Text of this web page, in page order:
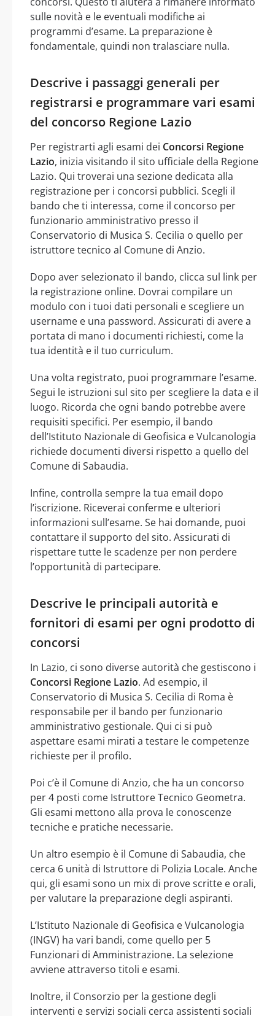
sulle novità e le eventuali modifiche ai
programmi d’esame. La preparazione è
fondamentale, quindi non tralasciare nulla.
Descrive i passaggi generali per
registrarsi e programmare vari esami
del concorso Regione Lazio
Per registrarti agli esami dei Concorsi Regione
Lazio, inizia visitando il sito ufficiale della Regione
Lazio. Qui troverai una sezione dedicata alla
registrazione per i concorsi pubblici. Scegli il
bando che ti interessa, come il concorso per
funzionario amministrativo presso il
Conservatorio di Musica S. Cecilia o quello per
istruttore tecnico al Comune di Anzio.
Dopo aver selezionato il bando, clicca sul link per
la registrazione online. Dovrai compilare un
modulo con i tuoi dati personali e scegliere un
username e una password. Assicurati di avere a
portata di mano i documenti richiesti, come la
tua identità e il tuo curriculum.
Una volta registrato, puoi programmare l’esame.
Segui le istruzioni sul sito per scegliere la data e il
luogo. Ricorda che ogni bando potrebbe avere
requisiti specifici. Per esempio, il bando
dell’Istituto Nazionale di Geofisica e Vulcanologia
richiede documenti diversi rispetto a quello del
Comune di Sabaudia.
Infine, controlla sempre la tua email dopo
l’iscrizione. Riceverai conferme e ulteriori
informazioni sull’esame. Se hai domande, puoi
contattare il supporto del sito. Assicurati di
rispettare tutte le scadenze per non perdere
l’opportunità di partecipare.
Descrive le principali autorità e
fornitori di esami per ogni prodotto di
concorsi
In Lazio, ci sono diverse autorità che gestiscono i
Concorsi Regione Lazio. Ad esempio, il
Conservatorio di Musica S. Cecilia di Roma è
responsabile per il bando per funzionario
amministrativo gestionale. Qui ci si può
aspettare esami mirati a testare le competenze
richieste per il profilo.
Poi c’è il Comune di Anzio, che ha un concorso
per 4 posti come Istruttore Tecnico Geometra.
Gli esami mettono alla prova le conoscenze
tecniche e pratiche necessarie.
Un altro esempio è il Comune di Sabaudia, che
cerca 6 unità di Istruttore di Polizia Locale. Anche
qui, gli esami sono un mix di prove scritte e orali,
per valutare la preparazione degli aspiranti.
L’Istituto Nazionale di Geofisica e Vulcanologia
(INGV) ha vari bandi, come quello per 5
Funzionari di Amministrazione. La selezione
avviene attraverso titoli e esami.
Inoltre, il Consorzio per la gestione degli
interventi e servizi sociali cerca assistenti sociali